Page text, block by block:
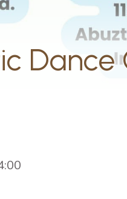
Dance